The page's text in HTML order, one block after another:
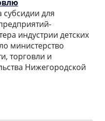
для
индустрии детских
министерство
торговли и
Нижегородской